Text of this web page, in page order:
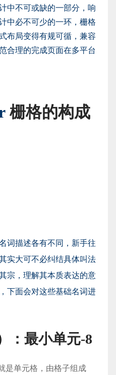
中不可或缺的一部分，响
中必不可少的一环，栅格
布局变得有规可循，兼容
合理的完成页面在多平台
栅格的构成
词描述各有不同，新手往
实大可不必纠结具体叫法
宗，理解其本质表达的意
下面会对这些基础名词进
：最小单元-8
是单元格，由格子组成